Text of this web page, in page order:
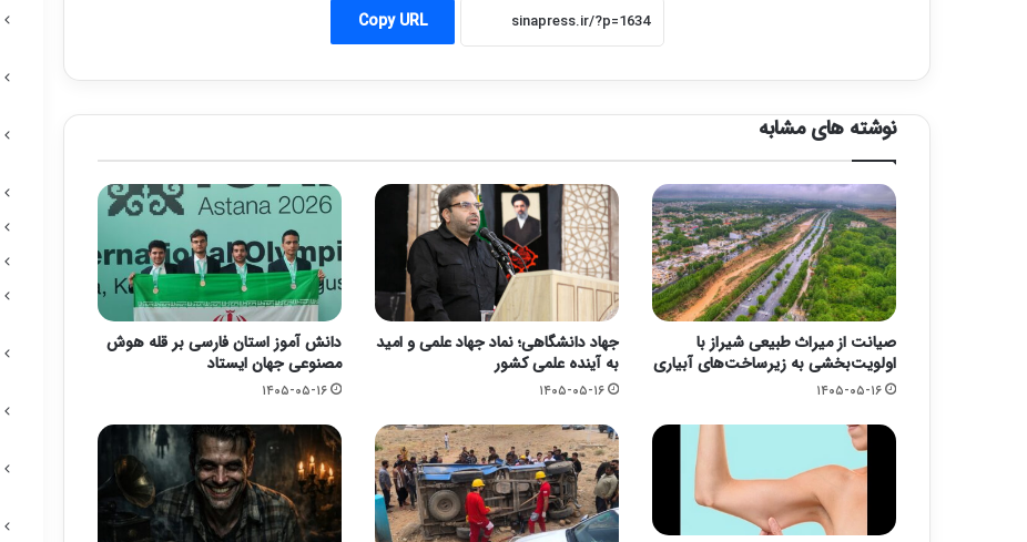
Copy URL
نوشته های مشابه
صیانت از میراث طبیعی شیراز با
اولویت‌بخشی به زیرساخت‌های آبیاری
۱۴۰۵-۰۵-۱۶
جهاد دانشگاهی؛ نماد جهاد علمی و امید
به آینده علمی کشور
۱۴۰۵-۰۵-۱۶
دانش آموز استان فارسی بر قله هوش
مصنوعی جهان ایستاد
۱۴۰۵-۰۵-۱۶